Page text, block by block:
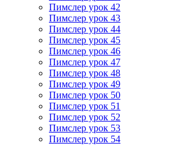
Пимслер урок 42
Пимслер урок 43
Пимслер урок 44
Пимслер урок 45
Пимслер урок 46
Пимслер урок 47
Пимслер урок 48
Пимслер урок 49
Пимслер урок 50
Пимслер урок 51
Пимслер урок 52
Пимслер урок 53
Пимслер урок 54